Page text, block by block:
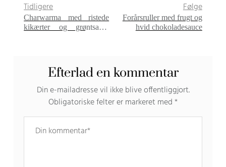
Tidligere
Charwarma med ristede
kikærter og grøntsager
Følge
Forårsruller med frugt og
hvid chokoladesauce
Efterlad en kommentar
Din e-mailadresse vil ikke blive offentliggjort.
Obligatoriske felter er markeret med*